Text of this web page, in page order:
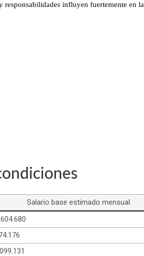
responsabilidades influyen fuertemente en la
Salario base estimado mensual